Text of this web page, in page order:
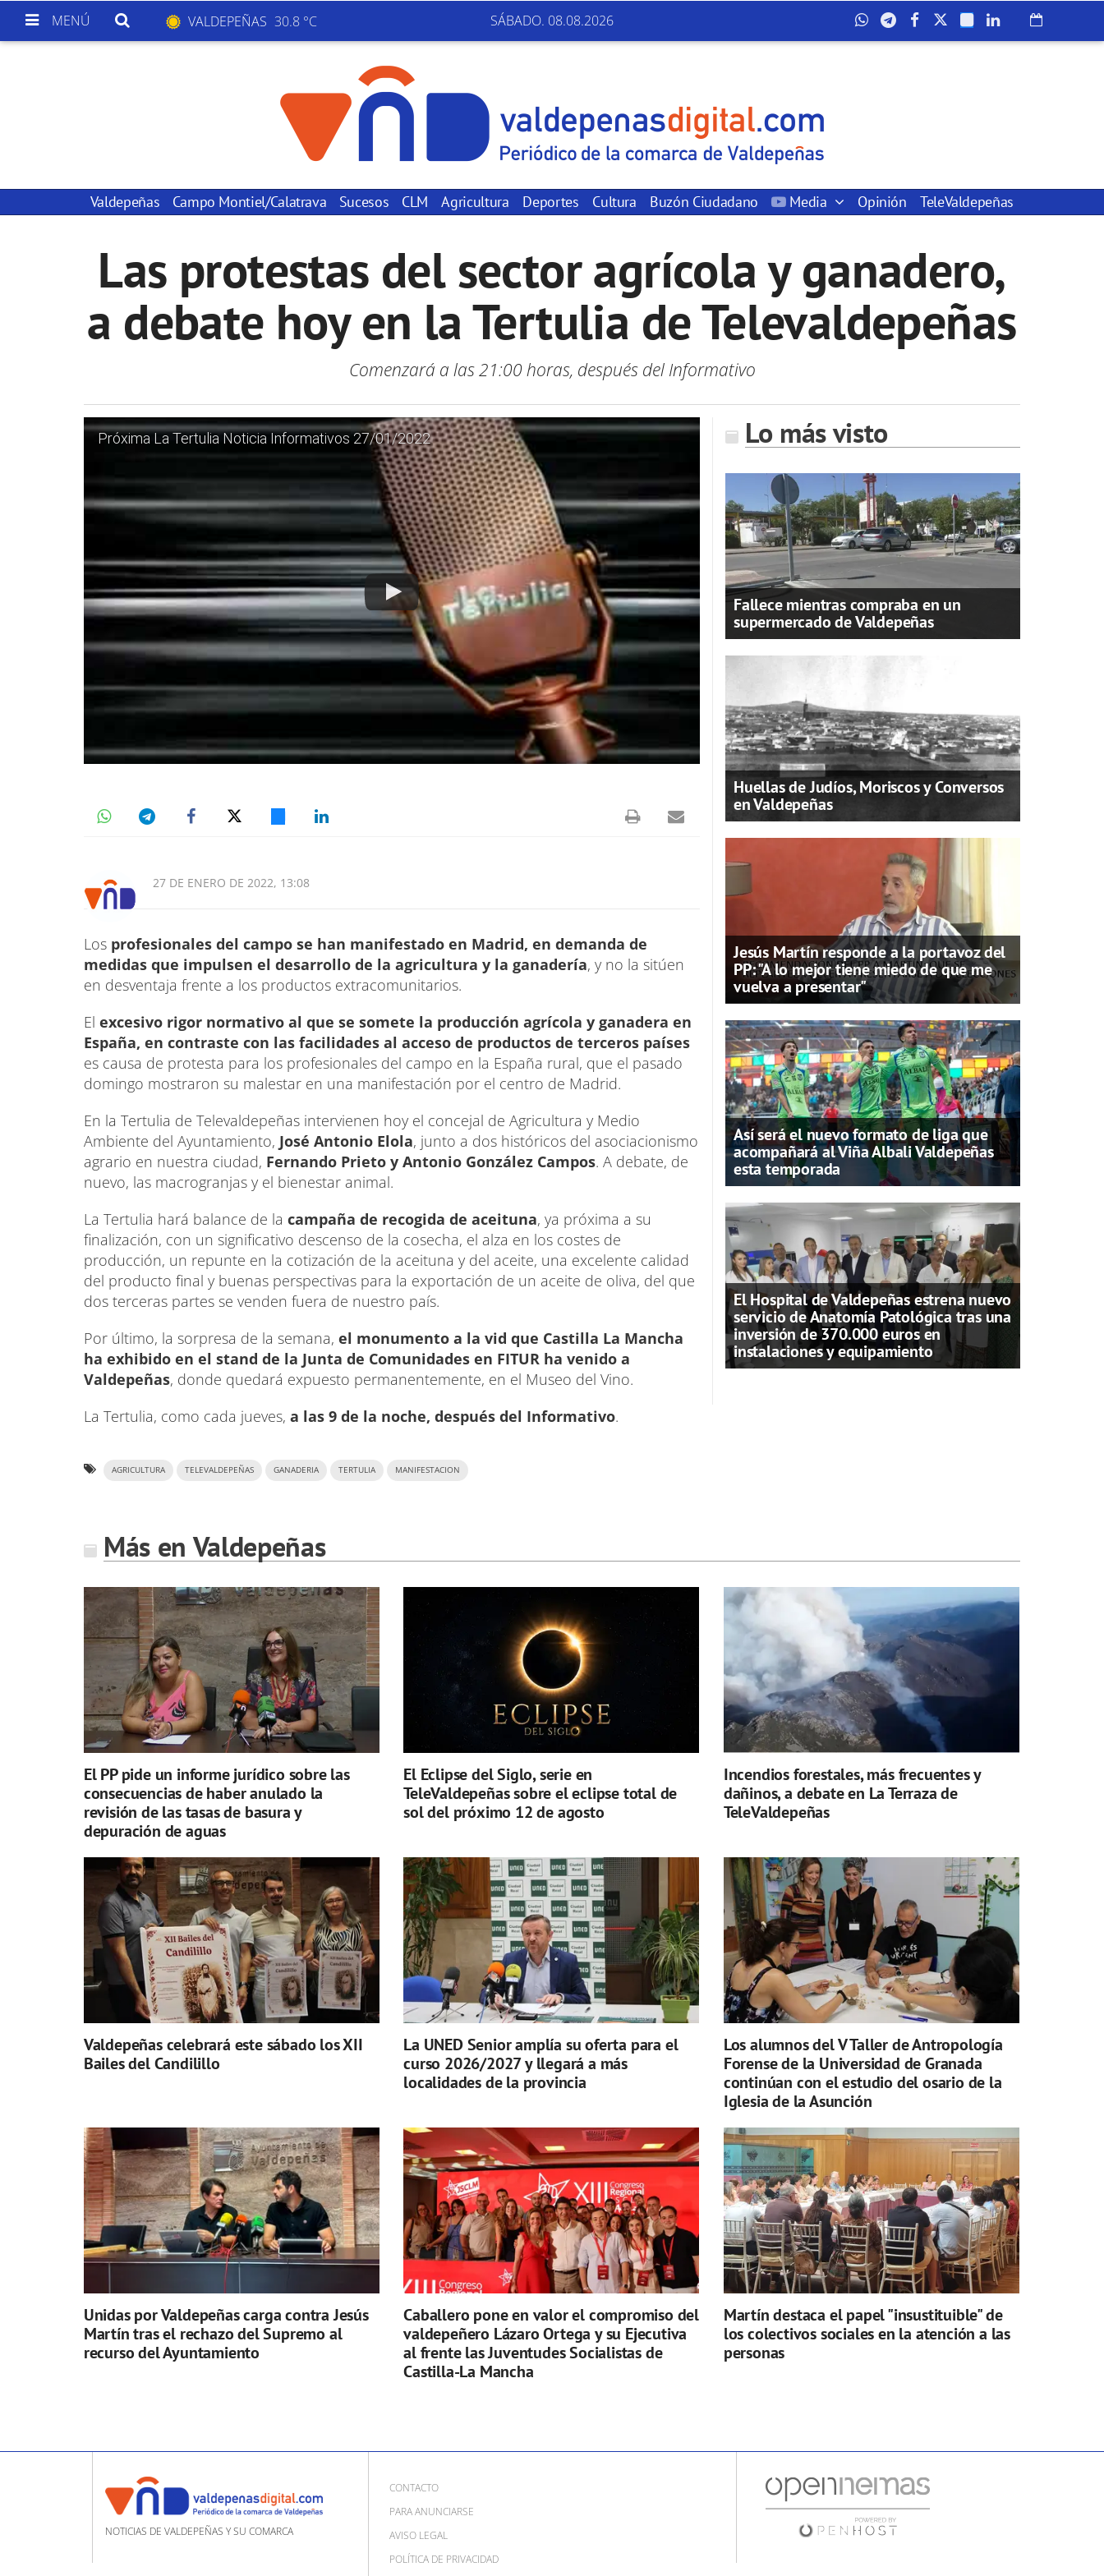
MENÚ VALDEPEÑAS 30.8 °C SÁBADO. 08.08.2026
Valdepeñas Campo Montiel/Calatrava Sucesos CLM Agricultura Deportes Cultura Buzón Ciudadano Media Opinión TeleValdepeñas
Las protestas del sector agrícola y ganadero,
a debate hoy en la Tertulia de Televaldepeñas
Comenzará a las 21:00 horas, después del Informativo
Próxima La Tertulia Noticia Informativos 27/01/2022
27 DE ENERO DE 2022, 13:08
Los profesionales del campo se han manifestado en Madrid, en demanda de
medidas que impulsen el desarrollo de la agricultura y la ganadería, y no la sitúen
en desventaja frente a los productos extracomunitarios.
El excesivo rigor normativo al que se somete la producción agrícola y ganadera en
España, en contraste con las facilidades al acceso de productos de terceros países
es causa de protesta para los profesionales del campo en la España rural, que el pasado
domingo mostraron su malestar en una manifestación por el centro de Madrid.
En la Tertulia de Televaldepeñas intervienen hoy el concejal de Agricultura y Medio
Ambiente del Ayuntamiento, José Antonio Elola, junto a dos históricos del asociacionismo
agrario en nuestra ciudad, Fernando Prieto y Antonio González Campos. A debate, de
nuevo, las macrogranjas y el bienestar animal.
La Tertulia hará balance de la campaña de recogida de aceituna, ya próxima a su
finalización, con un significativo descenso de la cosecha, el alza en los costes de
producción, un repunte en la cotización de la aceituna y del aceite, una excelente calidad
del producto final y buenas perspectivas para la exportación de un aceite de oliva, del que
dos terceras partes se venden fuera de nuestro país.
Por último, la sorpresa de la semana, el monumento a la vid que Castilla La Mancha
ha exhibido en el stand de la Junta de Comunidades en FITUR ha venido a
Valdepeñas, donde quedará expuesto permanentemente, en el Museo del Vino.
La Tertulia, como cada jueves, a las 9 de la noche, después del Informativo.
AGRICULTURA TELEVALDEPEÑAS GANADERIA TERTULIA MANIFESTACION
Lo más visto
Fallece mientras compraba en un
supermercado de Valdepeñas
Huellas de Judíos, Moriscos y Conversos
en Valdepeñas
Jesús Martín responde a la portavoz del
PP: "A lo mejor tiene miedo de que me
vuelva a presentar"
Así será el nuevo formato de liga que
acompañará al Viña Albali Valdepeñas
esta temporada
El Hospital de Valdepeñas estrena nuevo
servicio de Anatomía Patológica tras una
inversión de 370.000 euros en
instalaciones y equipamiento
Más en Valdepeñas
El PP pide un informe jurídico sobre las
consecuencias de haber anulado la
revisión de las tasas de basura y
depuración de aguas
El Eclipse del Siglo, serie en
TeleValdepeñas sobre el eclipse total de
sol del próximo 12 de agosto
Incendios forestales, más frecuentes y
dañinos, a debate en La Terraza de
TeleValdepeñas
Valdepeñas celebrará este sábado los XII
Bailes del Candilillo
La UNED Senior amplía su oferta para el
curso 2026/2027 y llegará a más
localidades de la provincia
Los alumnos del V Taller de Antropología
Forense de la Universidad de Granada
continúan con el estudio del osario de la
Iglesia de la Asunción
Unidas por Valdepeñas carga contra Jesús
Martín tras el rechazo del Supremo al
recurso del Ayuntamiento
Caballero pone en valor el compromiso del
valdepeñero Lázaro Ortega y su Ejecutiva
al frente las Juventudes Socialistas de
Castilla-La Mancha
Martín destaca el papel "insustituible" de
los colectivos sociales en la atención a las
personas
NOTICIAS DE VALDEPEÑAS Y SU COMARCA
CONTACTO
PARA ANUNCIARSE
AVISO LEGAL
POLÍTICA DE PRIVACIDAD